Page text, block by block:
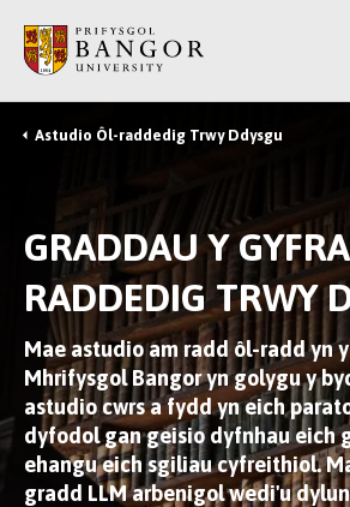
Prif
Gynnwys
Breadcrumb
Astudio Ôl-raddedig Trwy Ddysgu
GRADDAU Y
RADDEDIG TRWY
Mae astudio am radd ôl-radd yn
Mhrifysgol Bangor yn golygu y
astudio cwrs a fydd yn eich
dyfodol gan geisio dyfnhau eich
ehangu eich sgiliau cyfreithiol.
gradd LLM arbenigol wedi'u